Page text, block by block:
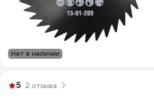
Нет в наличии
5 2 отзыва